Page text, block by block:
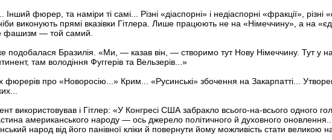
фюрер, та наміри ті самі... Різні «діаспорні» і недіаспорні «фракції», різні
ніби виконують прямі вказівки Гітлера. Лише працюють не на «Німеччину», а на
фашизм — той самий.
подобалася Бразилія. «Ми, — казав він, — створимо тут Нову Німеччину. Тут у
там володіння Фуггерів та Вельзерів...»
фюрерів про «Новоросію...» Крим... «Русинські» збочення на Закарпатті...
використовував і Гітлер: «У Конгресі США забракло всього-на-всього одного
американського народу — ось джерело політичного й духовного
народ від його панівної кліки й повернути йому можливість стати великою